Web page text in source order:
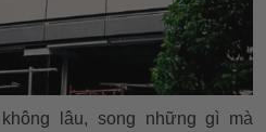
lâu, song những gì mà